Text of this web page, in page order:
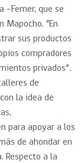
–Femer, que se
“En
sus productos
compradores
privados”.
de
la idea de
para apoyar a los
de ahondar en
Respecto a la